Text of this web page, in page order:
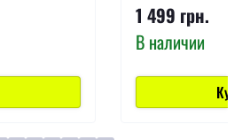
1 499 грн.
В наличии